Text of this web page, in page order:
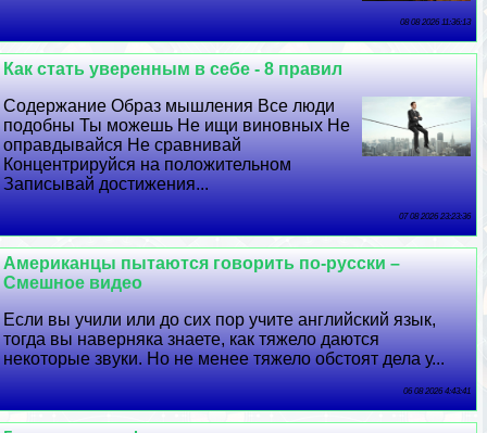
08 08 2026 11:36:13
Как стать уверенным в себе - 8 правил
Содержание Образ мышления Все люди
подобны Ты можешь Не ищи виновных Не
оправдывайся Не сравнивай
Концентрируйся на положительном
Записывай достижения...
07 08 2026 23:23:36
Американцы пытаются говорить по-русски –
Смешное видео
Если вы учили или до сих пор учите английский язык,
тогда вы наверняка знаете, как тяжело даются
некоторые звуки. Но не менее тяжело обстоят дела у...
06 08 2026 4:43:41